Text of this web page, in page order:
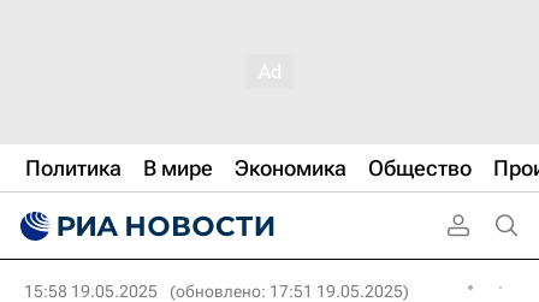
Политика В мире Экономика Общество
15:58 19.05.2025 (обновлено: 17:51 19.05.2025)